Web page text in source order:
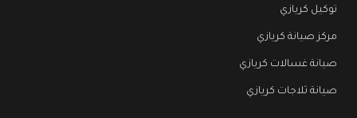
توكيل كريازي
مركز صيانة كريازي
صيانة غسالات كريازي
صيانة ثلاجات كريازي